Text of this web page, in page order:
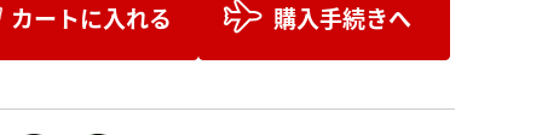
カートに入れる 購入手続きへ